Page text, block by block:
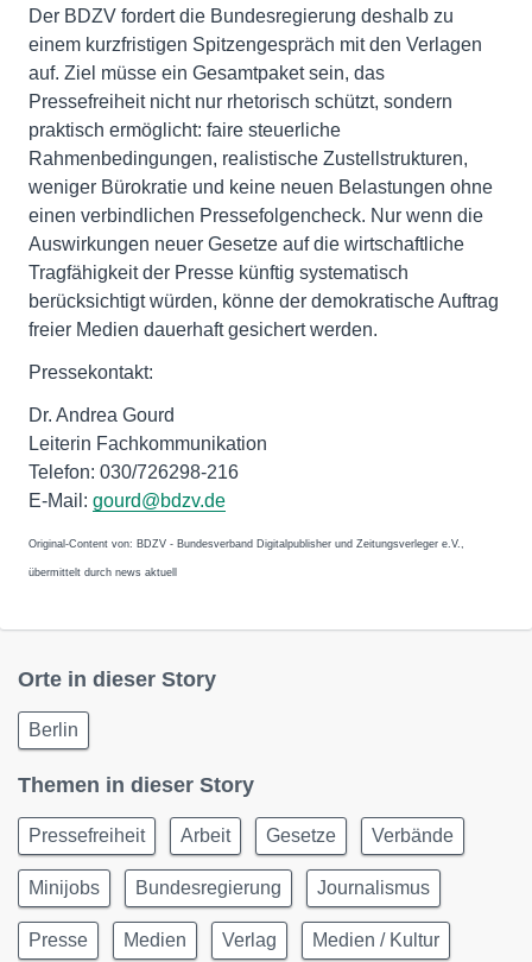
Der BDZV fordert die Bundesregierung deshalb zu
einem kurzfristigen Spitzengespräch mit den Verlagen
auf. Ziel müsse ein Gesamtpaket sein, das
Pressefreiheit nicht nur rhetorisch schützt, sondern
praktisch ermöglicht: faire steuerliche
Rahmenbedingungen, realistische Zustellstrukturen,
weniger Bürokratie und keine neuen Belastungen ohne
einen verbindlichen Pressefolgencheck. Nur wenn die
Auswirkungen neuer Gesetze auf die wirtschaftliche
Tragfähigkeit der Presse künftig systematisch
berücksichtigt würden, könne der demokratische Auftrag
freier Medien dauerhaft gesichert werden.
Pressekontakt:
Dr. Andrea Gourd
Leiterin Fachkommunikation
Telefon: 030/726298-216
E-Mail: gourd@bdzv.de
Original-Content von: BDZV - Bundesverband Digitalpublisher und Zeitungsverleger e.V.,
übermittelt durch news aktuell
Orte in dieser Story
Berlin
Themen in dieser Story
Pressefreiheit Arbeit Gesetze Verbände
Minijobs Bundesregierung Journalismus
Presse Medien Verlag Medien / Kultur